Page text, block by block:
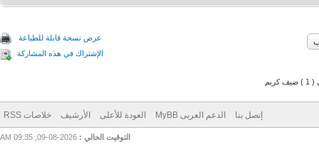
عرض نسخة قابلة للطباعة
الإشتراك في هذه المشاركة
إتصل بنا الدعم العربى MyBB العودة للأعلى الأرشيف خلاصات RSS
التوقيت الحالي :2026-08-09, 09:35 AM